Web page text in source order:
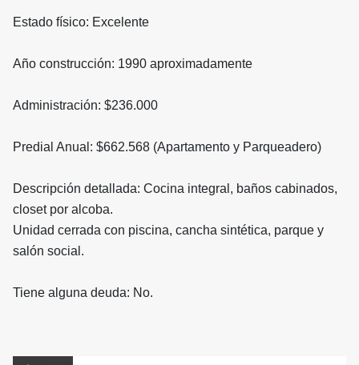
Estado físico: Excelente
Año construcción: 1990 aproximadamente
Administración: $236.000
Predial Anual: $662.568 (Apartamento y Parqueadero)
Descripción detallada: Cocina integral, baños cabinados,
closet por alcoba.
Unidad cerrada con piscina, cancha sintética, parque y
salón social.
Tiene alguna deuda: No.